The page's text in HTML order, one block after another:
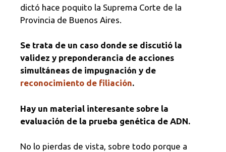
dictó hace poquito la Suprema Corte de la
Provincia de Buenos Aires.
Se trata de un caso donde se discutió la
validez y preponderancia de acciones
simultáneas de impugnación y de
reconocimiento de filiación.
Hay un material interesante sobre la
evaluación de la prueba genética de ADN.
No lo pierdas de vista, sobre todo porque a